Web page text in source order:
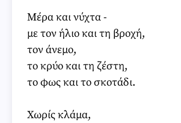
Μέρα και νύχτα -
με τον ήλιο και τη βροχή,
τον άνεμο,
το κρύο και τη ζέστη,
το φως και το σκοτάδι.
Χωρίς κλάμα,